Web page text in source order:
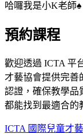
哈囉我是小K老師♠️
預約課程
歡迎透過 ICTA 平
才藝協會提供完善
認證，確保教學品
都能找到最適合的
ICTA 國際兒童才